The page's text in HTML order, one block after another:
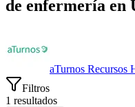
de enfermería en
aTurnos Recursos
Filtros
1 resultados